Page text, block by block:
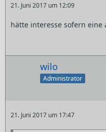
21. Juni 2017 um 12:09
hätte interesse sofern
wilo
Administrator
21. Juni 2017 um 17:47